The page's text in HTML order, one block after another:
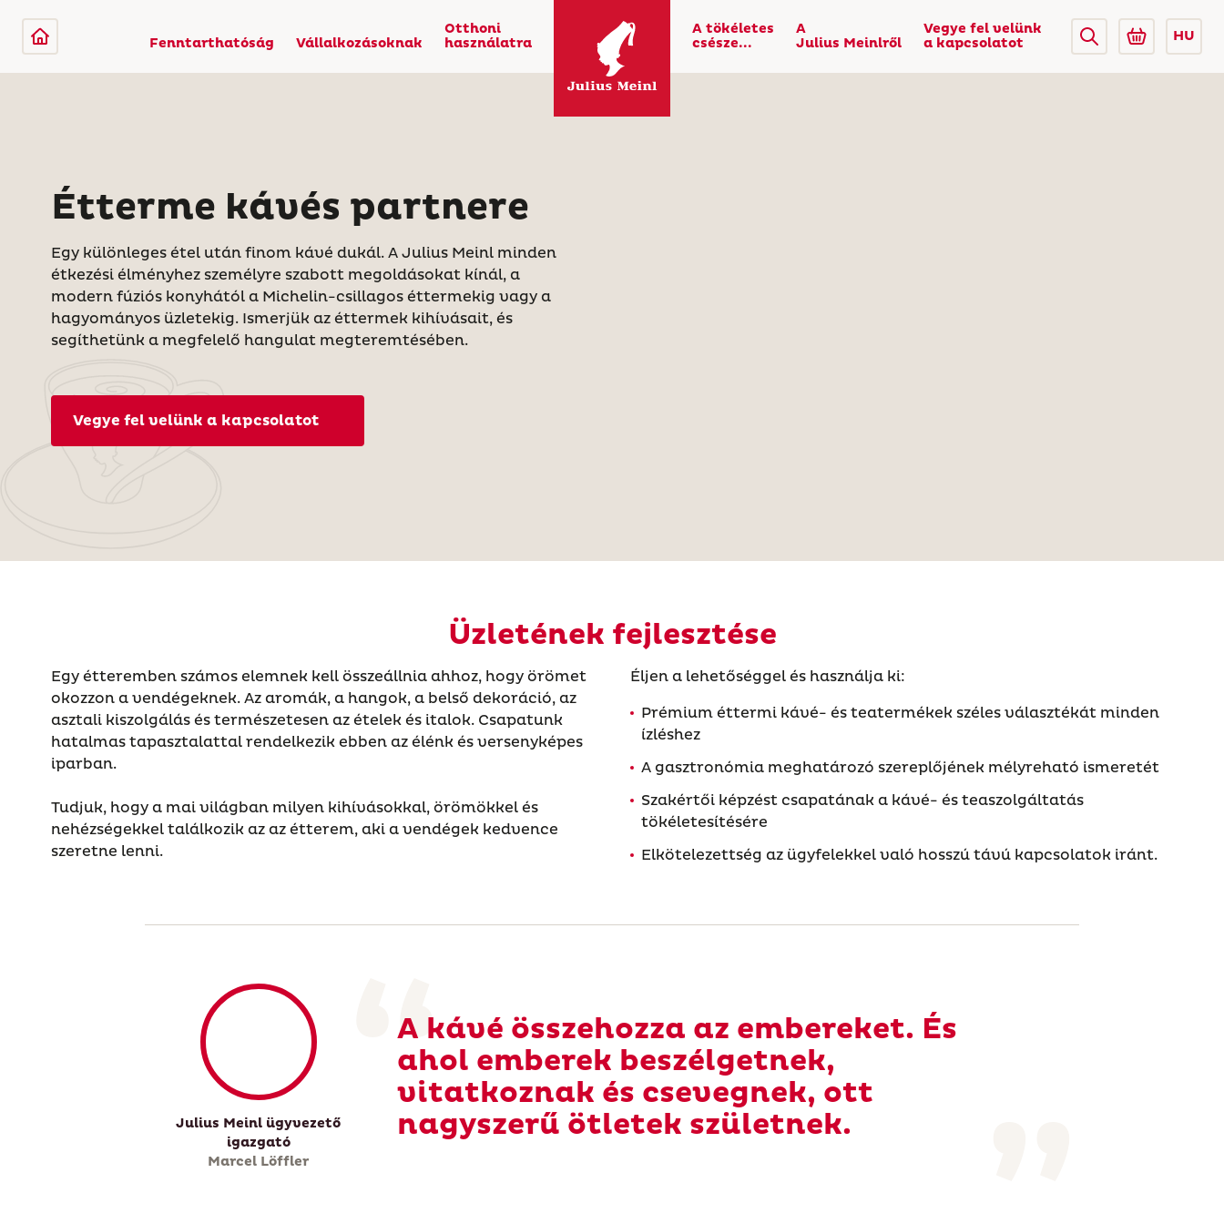
Fenntarthatóság Vállalkozásoknak
Otthoni
használatra
A tökéletes
csésze...
A
Julius Meinlről
Vegye fel velünk
a kapcsolatot
HU
Étterme kávés partnere
Egy különleges étel után finom kávé dukál. A Julius Meinl minden
étkezési élményhez személyre szabott megoldásokat kínál, a
modern fúziós konyhától a Michelin-csillagos éttermekig vagy a
hagyományos üzletekig. Ismerjük az éttermek kihívásait, és
segíthetünk a megfelelő hangulat megteremtésében.
Vegye fel velünk a kapcsolatot
Üzletének fejlesztése
Egy étteremben számos elemnek kell összeállnia ahhoz, hogy örömet
okozzon a vendégeknek. Az aromák, a hangok, a belső dekoráció, az
asztali kiszolgálás és természetesen az ételek és italok. Csapatunk
hatalmas tapasztalattal rendelkezik ebben az élénk és versenyképes
iparban.
Tudjuk, hogy a mai világban milyen kihívásokkal, örömökkel és
nehézségekkel találkozik az az étterem, aki a vendégek kedvence
szeretne lenni.
Éljen a lehetőséggel és használja ki:
Prémium éttermi kávé- és teatermékek széles választékát minden
ízléshez
A gasztronómia meghatározó szereplőjének mélyreható ismeretét
Szakértői képzést csapatának a kávé- és teaszolgáltatás
tökéletesítésére
Elkötelezettség az ügyfelekkel való hosszú távú kapcsolatok iránt.
Julius Meinl ügyvezető
igazgató
Marcel Löffler
A kávé összehozza az embereket. És
ahol emberek beszélgetnek,
vitatkoznak és csevegnek, ott
nagyszerű ötletek születnek.